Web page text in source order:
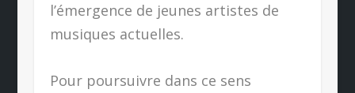
l’émergence de jeunes artistes de
musiques actuelles.
Pour poursuivre dans ce sens